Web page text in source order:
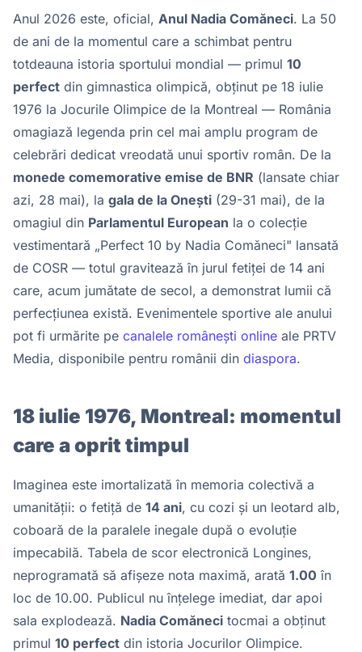
Anul 2026 este, oficial, Anul Nadia Comăneci. La 50
de ani de la momentul care a schimbat pentru
totdeauna istoria sportului mondial — primul 10
perfect din gimnastica olimpică, obținut pe 18 iulie
1976 la Jocurile Olimpice de la Montreal — România
omagiază legenda prin cel mai amplu program de
celebrări dedicat vreodată unui sportiv român. De la
monede comemorative emise de BNR (lansate chiar
azi, 28 mai), la gala de la Onești (29-31 mai), de la
omagiul din Parlamentul European la o colecție
vestimentară „Perfect 10 by Nadia Comăneci" lansată
de COSR — totul gravitează în jurul fetiței de 14 ani
care, acum jumătate de secol, a demonstrat lumii că
perfecțiunea există. Evenimentele sportive ale anului
pot fi urmărite pe canalele românești online ale PRTV
Media, disponibile pentru românii din diaspora.
18 iulie 1976, Montreal: momentul
care a oprit timpul
Imaginea este imortalizată în memoria colectivă a
umanității: o fetiță de 14 ani, cu cozi și un leotard alb,
coboară de la paralele inegale după o evoluție
impecabilă. Tabela de scor electronică Longines,
neprogramată să afișeze nota maximă, arată 1.00 în
loc de 10.00. Publicul nu înțelege imediat, dar apoi
sala explodează. Nadia Comăneci tocmai a obținut
primul 10 perfect din istoria Jocurilor Olimpice.